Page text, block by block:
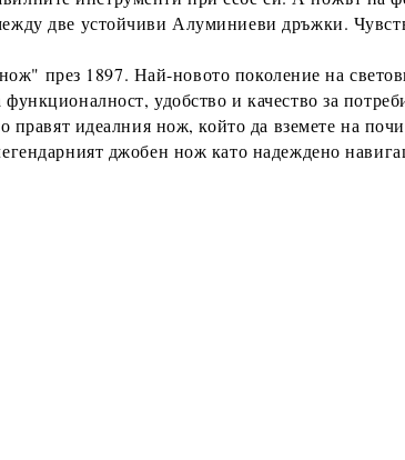
две устойчиви Алуминиеви дръжки.
1897. Най-новото поколение на
удобство и качество за
идеалния нож, който да вземете на
джобен нож като надеждено